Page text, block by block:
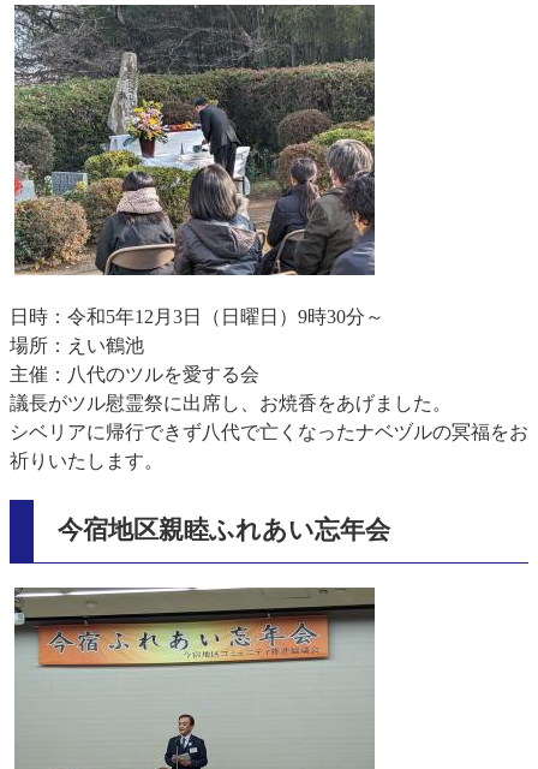
日時：令和5年12月3日（日曜日）9時30分～
場所：えい鶴池
主催：八代のツルを愛する会
議長がツル慰霊祭に出席し、お焼香をあげました。
シベリアに帰行できず八代で亡くなったナベヅルの冥福をお
祈りいたします。
今宿地区親睦ふれあい忘年会